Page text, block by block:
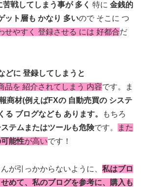
戦してしまう事が 多く 特に 金銭的
ット層も かなり 多いので そこに つ
せやすく 登録させる には 好都合だ
どに 登録してしまうと
品を 紹介されてしまう 内容です。ま
商材(例えばFXの 自動売買の システ
る ブログなども あります。
もちろ
テムまたはツールも危険です。
また
能性が高いです！
が引っかからないように、 私はブロ
めて、私のブログを参考に、購入も